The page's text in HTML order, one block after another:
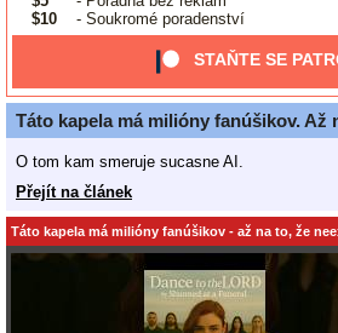
$10
- Soukromé poradenství
STAŇTE SE
Táto kapela má milióny fanúšikov. Až
O tom kam smeruje sucasne AI.
Přejít na článek
Táto kapela má milióny fanúšikov - až na to, že